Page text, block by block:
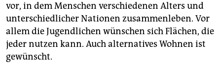
vor, in dem Menschen verschiedenen Alters und
unterschiedlicher Nationen zusammenleben. Vor
allem die Jugendlichen wünschen sich Flächen, die
jeder nutzen kann. Auch alternatives Wohnen ist
gewünscht.